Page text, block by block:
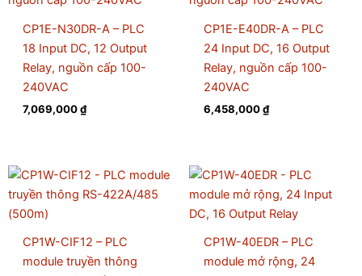
CP1E-N30DR-A – PLC
18 Input DC, 12 Output
Relay, nguồn cấp 100-
240VAC
7,069,000₫
CP1E-E40DR-A – PLC
24 Input DC, 16 Output
Relay, nguồn cấp 100-
240VAC
6,458,000₫
CP1W-CIF12 – PLC
module truyền thông
CP1W-40EDR – PLC
module mở rộng, 24